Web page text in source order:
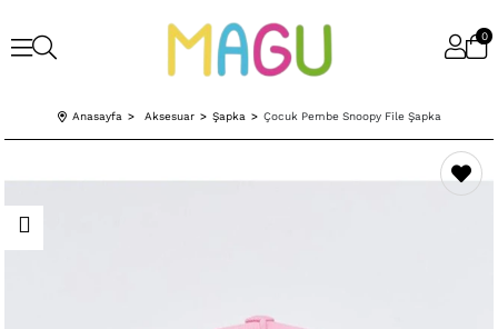
0
Anasayfa Aksesuar Şapka Çocuk Pembe Snoopy File Şapka